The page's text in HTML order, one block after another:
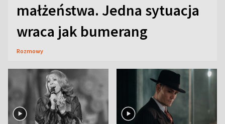
małżeństwa. Jedna sytuacja
wraca jak bumerang
Rozmowy